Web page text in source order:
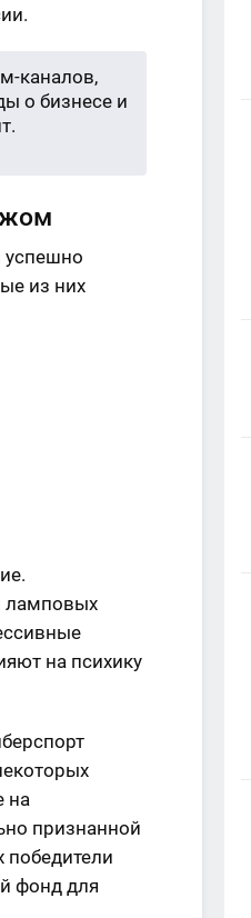
каналов,
о бизнесе и
успешно
из них
ламповых
на психику
на
признанной
фонд для